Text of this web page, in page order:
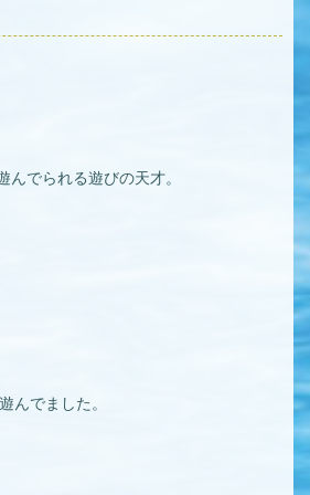
でられる遊びの天才。
んでました。